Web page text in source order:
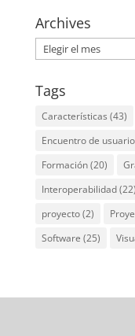
Archives
Archives
Tags
Características (43)
Encuentro de
Formación(20)
Interoperabilidad(22)
proyecto(2)
Software (25)